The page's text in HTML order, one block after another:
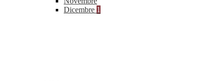
Dicembre 1